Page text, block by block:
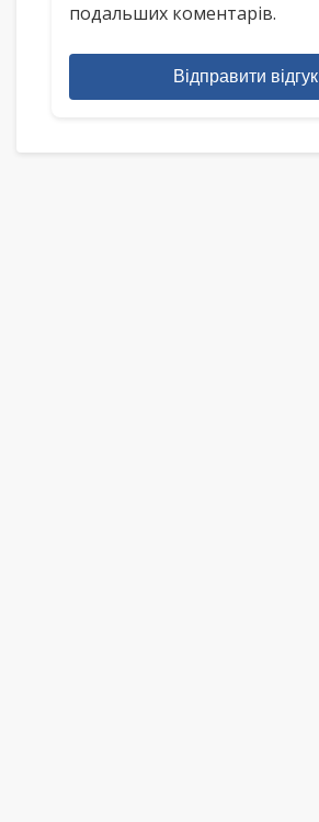
подальших коментарів.
Відправити відгук